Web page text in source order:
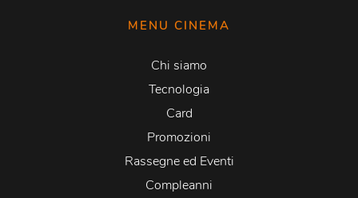
MENU CINEMA
Chi siamo
Tecnologia
Card
Promozioni
Rassegne ed Eventi
Compleanni